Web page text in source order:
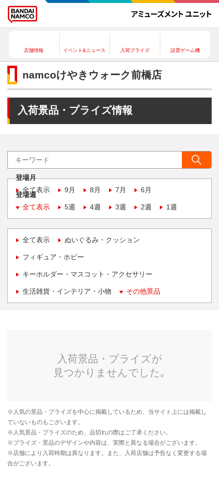
店舗情報 イベント&ニュース 入荷プライズ 設置ゲーム機
namcoけやきウォーク前橋店
入荷景品・プライズ情報
登場月
全て表示
9月 8月 7月 6月
登場週
全て表示
5週 4週 3週 2週 1週
全て表示 ぬいぐるみ・クッション
フィギュア・ホビー
キーホルダー・マスコット・アクセサリー
生活雑貨・インテリア・小物 その他景品